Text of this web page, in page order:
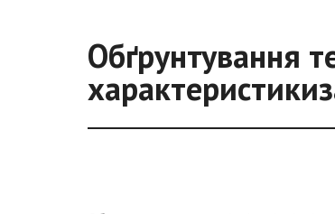
Обґрунтування